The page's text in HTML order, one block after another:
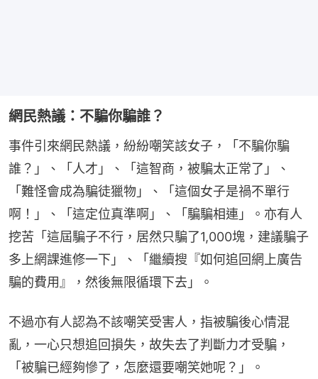
網民熱議：不騙你騙誰？
事件引來網民熱議，紛紛嘲笑該女子，「不騙你騙
誰？」、「人才」、「這智商，被騙太正常了」、
「難怪會成為騙徒獵物」、「這個女子是禍不單行
啊！」、「這定位真準啊」、「騙騙相連」。亦有人
挖苦「這屆騙子不行，居然只騙了1,000塊，建議騙子
多上網課進修一下」、「繼續搜『如何追回網上廣告
騙的費用』，然後無限循環下去」。
不過亦有人認為不該嘲笑受害人，指被騙後心情混
亂，一心只想追回損失，故失去了判斷力才受騙，
「被騙已經夠慘了，怎麼還要嘲笑她呢？」。